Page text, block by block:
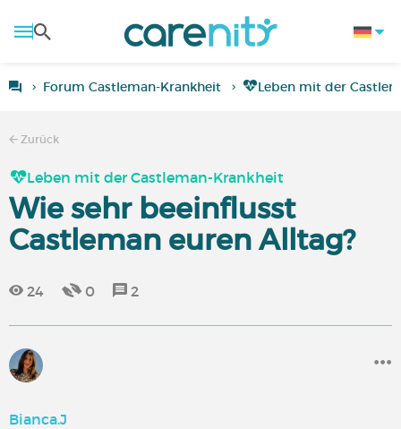
Forum Castleman-Krankheit Leben mit der
Zurück
Leben mit der Castleman-Krankheit
Wie sehr beeinflusst
Castleman euren Alltag?
24 0 2
Bianca.J